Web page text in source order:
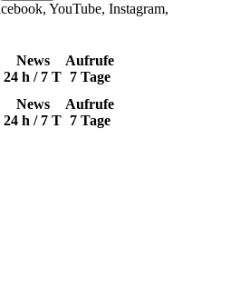
YouTube, Instagram,
News
24 h / 7 T
Aufrufe
7 Tage
News
24 h / 7 T
Aufrufe
7 Tage